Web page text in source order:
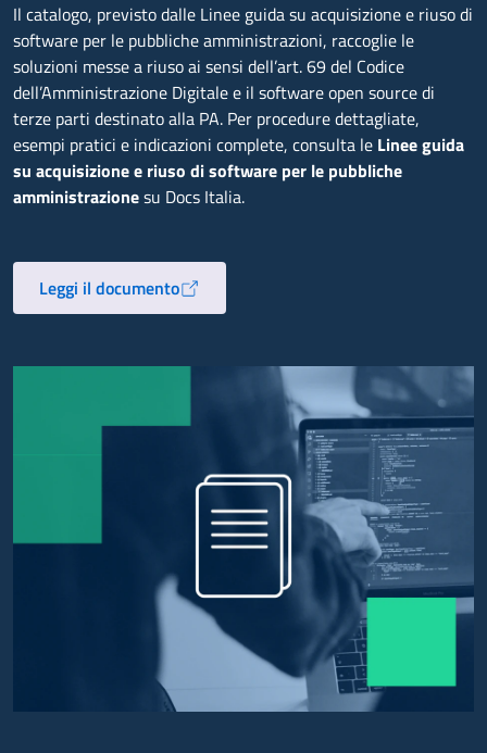
Il catalogo, previsto dalle Linee guida su acquisizione e riuso di
software per le pubbliche amministrazioni, raccoglie le
soluzioni messe a riuso ai sensi dell’art. 69 del Codice
dell’Amministrazione Digitale e il software open source di
terze parti destinato alla PA. Per procedure dettagliate,
esempi pratici e indicazioni complete, consulta le Linee guida
su acquisizione e riuso di software per le pubbliche
amministrazionesu Docs Italia.
Leggi il documentoApre in un nuovo tab